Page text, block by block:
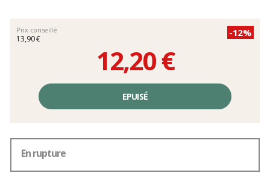
Prix conseillé
13,90 €
-12%
12,20 €
unitaire,
EPUISÉ
En rupture